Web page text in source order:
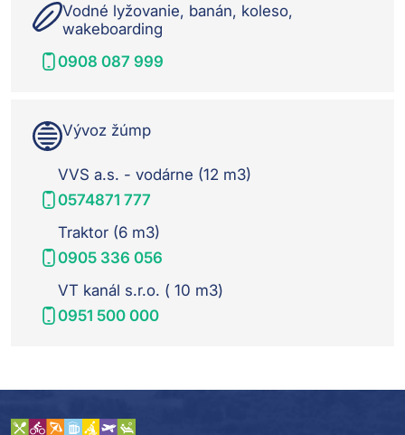
Vodné lyžovanie, banán, koleso,
wakeboarding
0908 087 999
Vývoz žúmp
VVS a.s. - vodárne (12 m3)
0574871 777
Traktor (6 m3)
0905 336 056
VT kanál s.r.o. ( 10 m3)
0951 500 000